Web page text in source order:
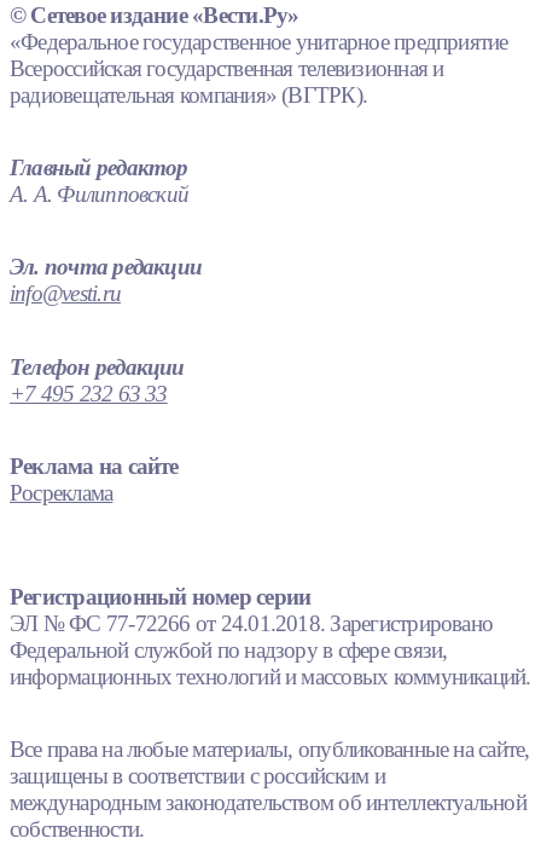
© Сетевое издание «Вести.Ру»
«Федеральное государственное унитарное предприятие
Всероссийская государственная телевизионная и
радиовещательная компания» (ВГТРК).
Главный редактор
А. А. Филипповский
Эл. почта редакции
info@vesti.ru
Телефон редакции
+7 495 232 63 33
Реклама на сайте
Росреклама
Регистрационный номер серии
ЭЛ № ФС 77-72266 от 24.01.2018. Зарегистрировано
Федеральной службой по надзору в сфере связи,
информационных технологий и массовых коммуникаций.
Все права на любые материалы, опубликованные на сайте,
защищены в соответствии с российским и
международным законодательством об интеллектуальной
собственности.